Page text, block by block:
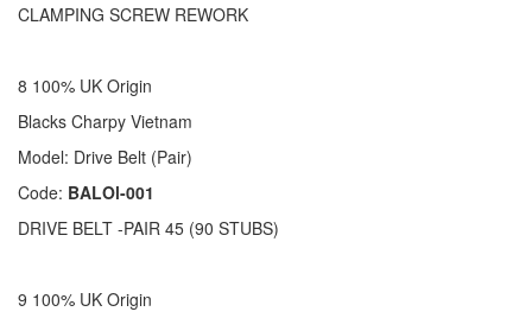
CLAMPING SCREW REWORK
8 100% UK Origin
Blacks Charpy Vietnam
Model: Drive Belt (Pair)
Code: BALOl-001
DRIVE BELT -PAIR 45 (90 STUBS)
9 100% UK Origin